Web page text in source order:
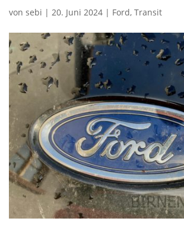
von sebi | 20. Juni 2024 | Ford, Transit